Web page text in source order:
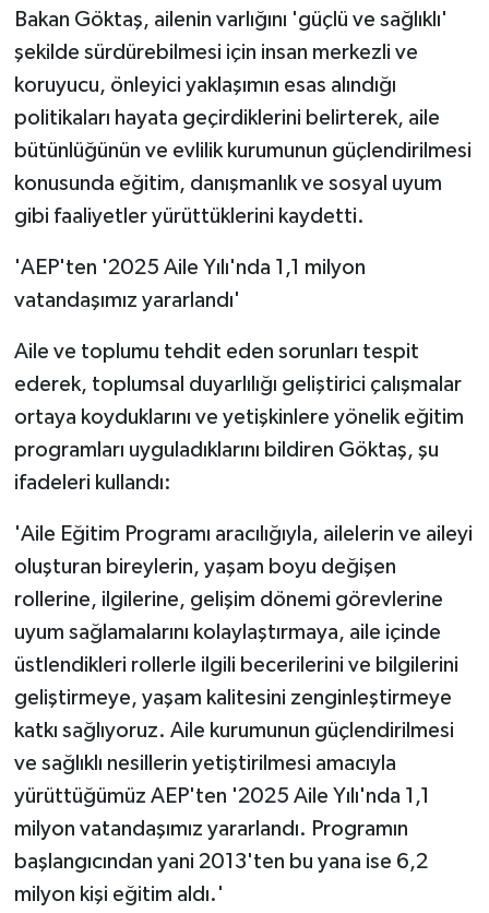
Bakan Göktaş, ailenin varlığını 'güçlü ve sağlıklı'
şekilde sürdürebilmesi için insan merkezli ve
koruyucu, önleyici yaklaşımın esas alındığı
politikaları hayata geçirdiklerini belirterek, aile
bütünlüğünün ve evlilik kurumunun güçlendirilmesi
konusunda eğitim, danışmanlık ve sosyal uyum
gibi faaliyetler yürüttüklerini kaydetti.
'AEP'ten '2025 Aile Yılı'nda 1,1 milyon
vatandaşımız yararlandı'
Aile ve toplumu tehdit eden sorunları tespit
ederek, toplumsal duyarlılığı geliştirici çalışmalar
ortaya koyduklarını ve yetişkinlere yönelik eğitim
programları uyguladıklarını bildiren Göktaş, şu
ifadeleri kullandı:
'Aile Eğitim Programı aracılığıyla, ailelerin ve aileyi
oluşturan bireylerin, yaşam boyu değişen
rollerine, ilgilerine, gelişim dönemi görevlerine
uyum sağlamalarını kolaylaştırmaya, aile içinde
üstlendikleri rollerle ilgili becerilerini ve bilgilerini
geliştirmeye, yaşam kalitesini zenginleştirmeye
katkı sağlıyoruz. Aile kurumunun güçlendirilmesi
ve sağlıklı nesillerin yetiştirilmesi amacıyla
yürüttüğümüz AEP'ten '2025 Aile Yılı'nda 1,1
milyon vatandaşımız yararlandı. Programın
başlangıcından yani 2013'ten bu yana ise 6,2
milyon kişi eğitim aldı.'